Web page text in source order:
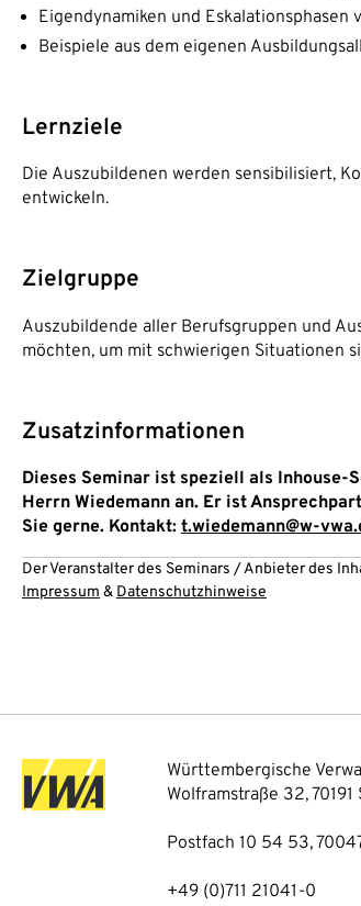
Eigendynamiken und Eskalationsphasen
Beispiele aus dem eigenen
Lernziele
Die Auszubildenen werden sensibilisiert,
entwickeln.
Zielgruppe
Auszubildende aller Berufsgruppen und
möchten, um mit schwierigen Situationen
Zusatzinformationen
Dieses Seminar ist speziell als Inhouse-
Herrn Wiedemann an. Er ist
Sie gerne. Kontakt: t.wiedemann@w-
Der Veranstalter des Seminars / Anbieter des
Impressum & Datenschutzhinweise
Württembergische
Wolframstraße 32,
Postfach 10 54 53,
+49 (0)711 21041-0